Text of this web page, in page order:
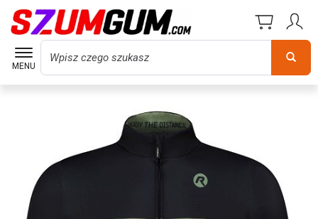
MENU
Wyszukaj